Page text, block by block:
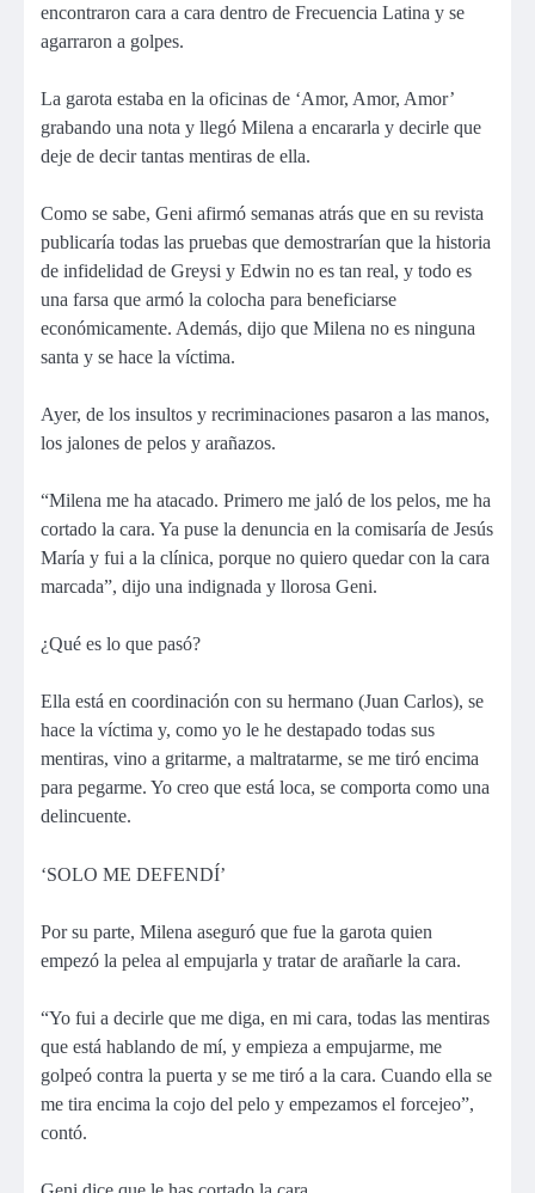
encontraron cara a cara dentro de Frecuencia Latina y se
agarraron a golpes.
La garota estaba en la oficinas de ‘Amor, Amor, Amor’
grabando una nota y llegó Milena a encararla y decirle que
deje de decir tantas mentiras de ella.
Como se sabe, Geni afirmó semanas atrás que en su revista
publicaría todas las pruebas que demostrarían que la historia
de infidelidad de Greysi y Edwin no es tan real, y todo es
una farsa que armó la colocha para beneficiarse
económicamente. Además, dijo que Milena no es ninguna
santa y se hace la víctima.
Ayer, de los insultos y recriminaciones pasaron a las manos,
los jalones de pelos y arañazos.
“Milena me ha atacado. Primero me jaló de los pelos, me ha
cortado la cara. Ya puse la denuncia en la comisaría de Jesús
María y fui a la clínica, porque no quiero quedar con la cara
marcada”, dijo una indignada y llorosa Geni.
¿Qué es lo que pasó?
Ella está en coordinación con su hermano (Juan Carlos), se
hace la víctima y, como yo le he destapado todas sus
mentiras, vino a gritarme, a maltratarme, se me tiró encima
para pegarme. Yo creo que está loca, se comporta como una
delincuente.
‘SOLO ME DEFENDÍ’
Por su parte, Milena aseguró que fue la garota quien
empezó la pelea al empujarla y tratar de arañarle la cara.
“Yo fui a decirle que me diga, en mi cara, todas las mentiras
que está hablando de mí, y empieza a empujarme, me
golpeó contra la puerta y se me tiró a la cara. Cuando ella se
me tira encima la cojo del pelo y empezamos el forcejeo”,
contó.